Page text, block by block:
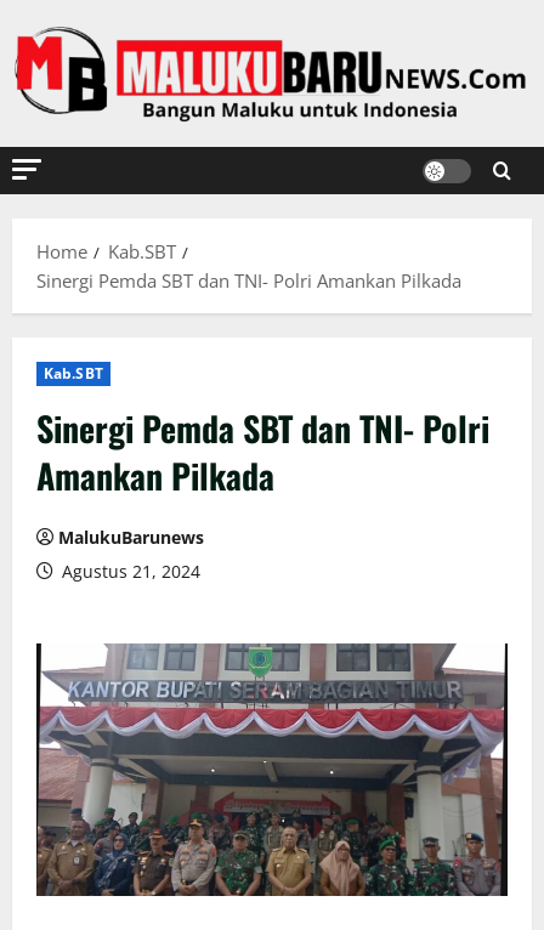
to
content
Home
Kab.SBT
Sinergi Pemda SBT dan TNI- Polri Amankan Pilkada
Kab.SBT
Sinergi Pemda SBT dan TNI- Polri
Amankan Pilkada
MalukuBarunews
Agustus 21, 2024